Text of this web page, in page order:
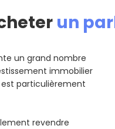
un
un grand nombre
immobilier
particulièrement
revendre